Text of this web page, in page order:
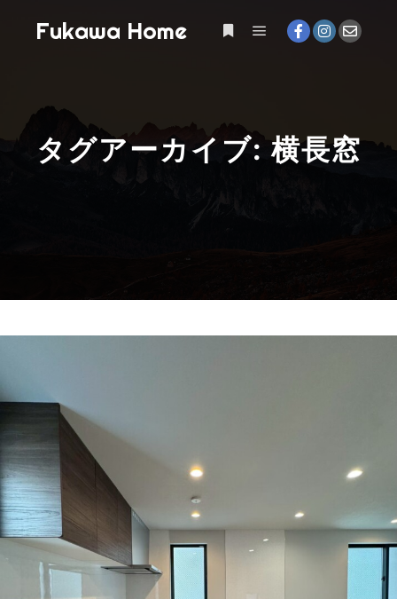
Fukawa Home
タグアーカイブ:横長窓